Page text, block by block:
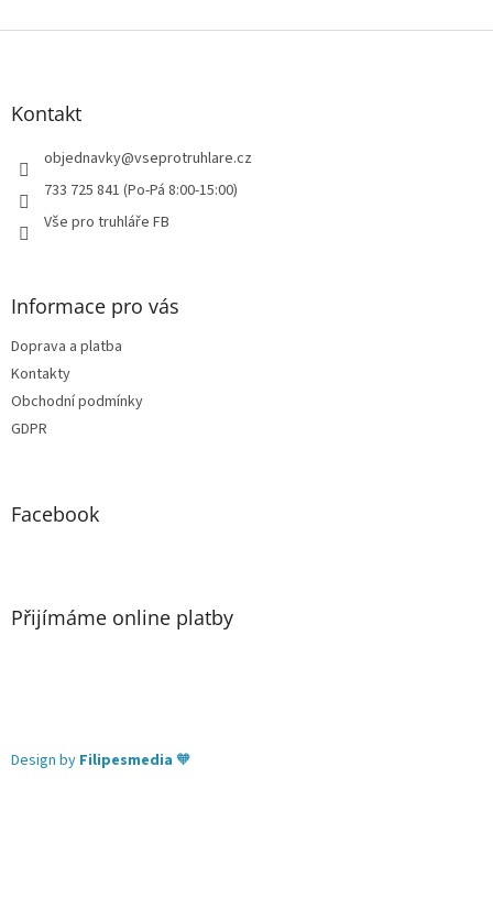
i
Z
Kontakt
objednavky@vseprotruhlare.cz
733 725 841 (Po-Pá 8:00-15:00)
Vše pro truhláře FB
Informace pro vás
Doprava a platba
Kontakty
Obchodní podmínky
GDPR
Facebook
Přijímáme online platby
Design by Filipesmedia 🧡